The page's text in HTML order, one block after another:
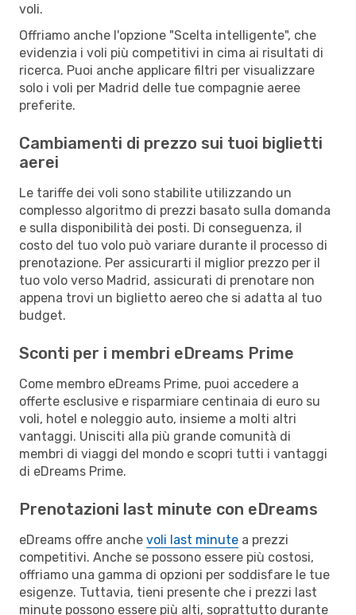
voli.
Offriamo anche l'opzione "Scelta intelligente", che
evidenzia i voli più competitivi in cima ai risultati di
ricerca. Puoi anche applicare filtri per visualizzare
solo i voli per Madrid delle tue compagnie aeree
preferite.
Cambiamenti di prezzo sui tuoi biglietti
aerei
Le tariffe dei voli sono stabilite utilizzando un
complesso algoritmo di prezzi basato sulla domanda
e sulla disponibilità dei posti. Di conseguenza, il
costo del tuo volo può variare durante il processo di
prenotazione. Per assicurarti il miglior prezzo per il
tuo volo verso Madrid, assicurati di prenotare non
appena trovi un biglietto aereo che si adatta al tuo
budget.
Sconti per i membri eDreams Prime
Come membro eDreams Prime, puoi accedere a
offerte esclusive e risparmiare centinaia di euro su
voli, hotel e noleggio auto, insieme a molti altri
vantaggi. Unisciti alla più grande comunità di
membri di viaggi del mondo e scopri tutti i vantaggi
di eDreams Prime.
Prenotazioni last minute con eDreams
eDreams offre anche voli last minute a prezzi
competitivi. Anche se possono essere più costosi,
offriamo una gamma di opzioni per soddisfare le tue
esigenze. Tuttavia, tieni presente che i prezzi last
minute possono essere più alti, soprattutto durante